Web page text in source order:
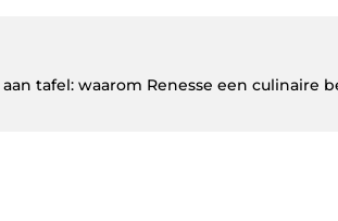
tafel: waarom Renesse een culinaire